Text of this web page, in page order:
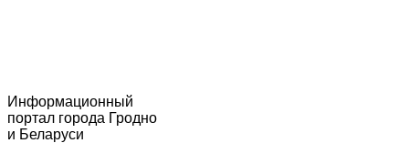
Информационный
портал города Гродно
и Беларуси